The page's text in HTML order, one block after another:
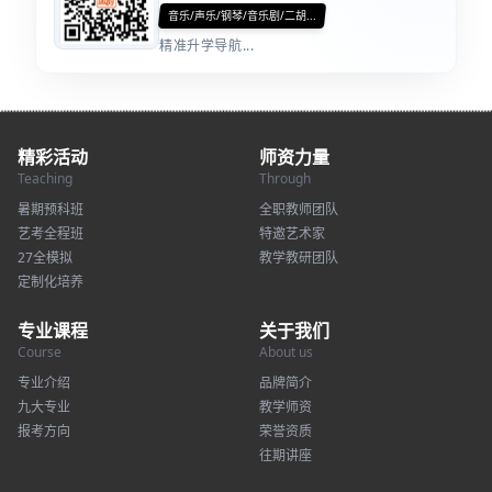
音乐/声乐/钢琴/音乐剧/二胡...
精准升学导航...
精彩活动
Teaching
暑期预科班
艺考全程班
27全模拟
定制化培养
师资力量
Through
全职教师团队
特邀艺术家
教学教研团队
专业课程
Course
专业介绍
九大专业
报考方向
关于我们
About us
品牌简介
教学师资
荣誉资质
往期讲座